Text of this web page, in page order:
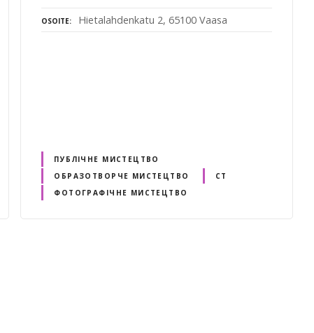
OSOITE Hietalahdenkatu 2, 65100 Vaasa
ПУБЛІЧНЕ МИСТЕЦТВО
ОБРАЗОТВОРЧЕ МИСТЕЦТВО
СТ
ФОТОГРАФІЧНЕ МИСТЕЦТВО